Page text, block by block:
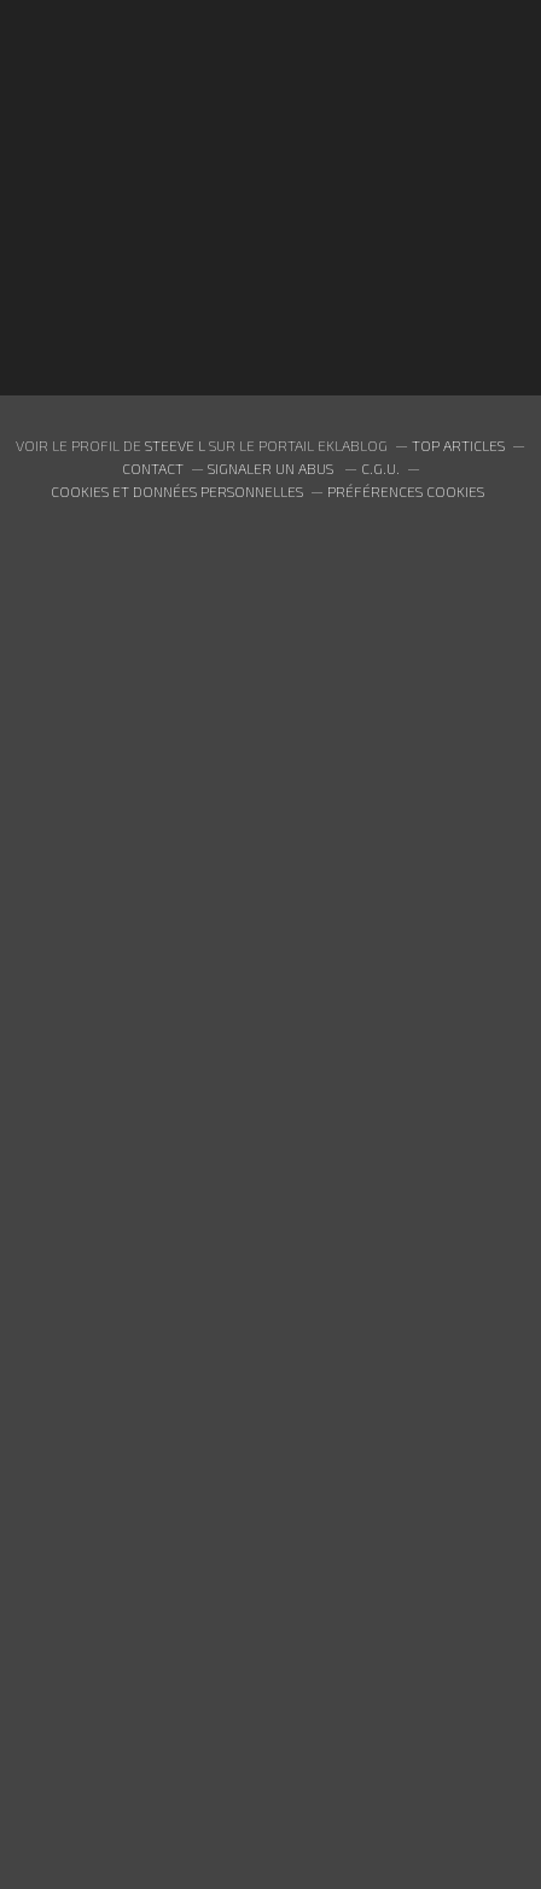
VOIR LE PROFIL DE STEEVE L SUR LE PORTAIL EKLABLOG
TOP ARTICLES
CONTACT
SIGNALER UN ABUS
C.G.U.
COOKIES ET DONNÉES PERSONNELLES
PRÉFÉRENCES COOKIES